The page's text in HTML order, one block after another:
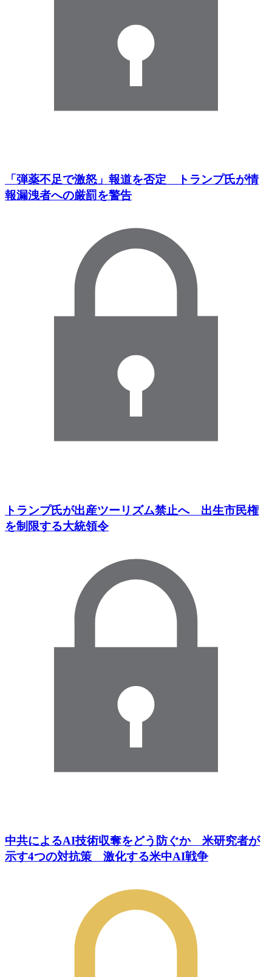
「弾薬不足で激怒」報道を否定 トランプ氏が情
報漏洩者への厳罰を警告
トランプ氏が出産ツーリズム禁止へ 出生市民権
を制限する大統領令
中共によるAI技術収奪をどう防ぐか 米研究者が
示す4つの対抗策 激化する米中AI戦争